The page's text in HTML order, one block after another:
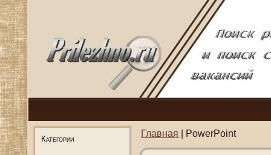
Категории
Главная | PowerPoint